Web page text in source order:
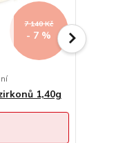
7 140 Kč
- 7 %
1,40g